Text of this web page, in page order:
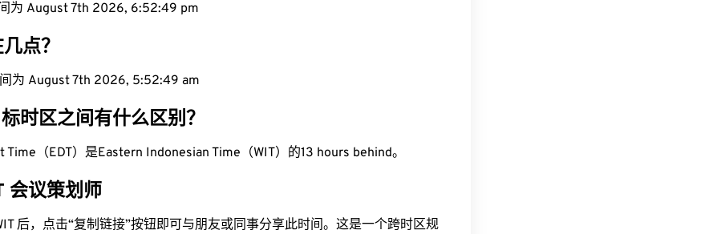
为 August 7th 2026, 6:52:50 pm
点？
为 August 7th 2026, 5:52:50 am
时区之间有什么区别？
Time（EDT）是Eastern Indonesian Time（WIT）的13 hours behind。
会议策划师
后，点击“复制链接”按钮即可与朋友或同事分享此时间。这是一个跨时区规